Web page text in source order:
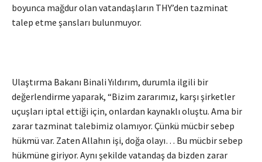
boyunca mağdur olan vatandaşların THY’den tazminat
talep etme şansları bulunmuyor.
Ulaştırma Bakanı Binali Yıldırım, durumla ilgili bir
değerlendirme yaparak, “Bizim zararımız, karşı şirketler
uçuşları iptal ettiği için, onlardan kaynaklı oluştu. Ama bir
zarar tazminat talebimiz olamıyor. Çünkü mücbir sebep
hükmü var. Zaten Allahın işi, doğa olayı… Bu mücbir sebep
hükmüne giriyor. Aynı şekilde vatandaş da bizden zarar